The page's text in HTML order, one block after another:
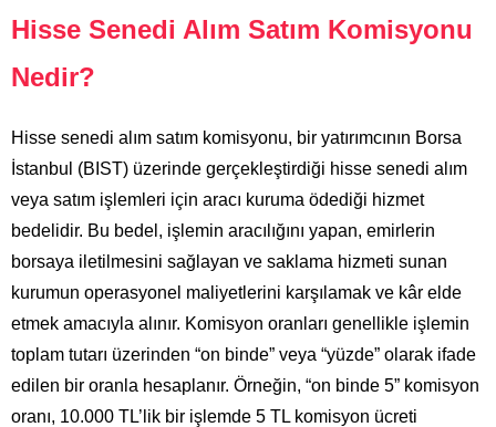
Hisse Senedi Alım Satım Komisyonu
Nedir?
Hisse senedi alım satım komisyonu, bir yatırımcının Borsa
İstanbul (BIST) üzerinde gerçekleştirdiği hisse senedi alım
veya satım işlemleri için aracı kuruma ödediği hizmet
bedelidir. Bu bedel, işlemin aracılığını yapan, emirlerin
borsaya iletilmesini sağlayan ve saklama hizmeti sunan
kurumun operasyonel maliyetlerini karşılamak ve kâr elde
etmek amacıyla alınır. Komisyon oranları genellikle işlemin
toplam tutarı üzerinden “on binde” veya “yüzde” olarak ifade
edilen bir oranla hesaplanır. Örneğin, “on binde 5” komisyon
oranı, 10.000 TL’lik bir işlemde 5 TL komisyon ücreti